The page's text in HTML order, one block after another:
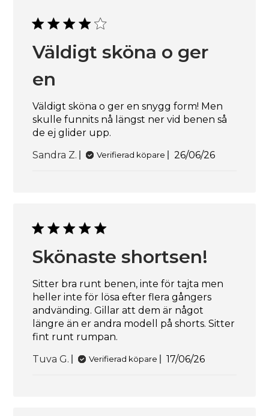
Väldigt sköna o ger
en
Väldigt sköna o ger en snygg form! Men
skulle funnits nå längst ner vid benen så
de ej glider upp.
Sandra Z.
Verifierad köpare 26/06/26
Skönaste shortsen!
Sitter bra runt benen, inte för tajta men
heller inte för lösa efter flera gångers
andvänding. Gillar att dem är något
längre än er andra modell på shorts. Sitter
fint runt rumpan.
Tuva G.
Verifierad köpare 17/06/26